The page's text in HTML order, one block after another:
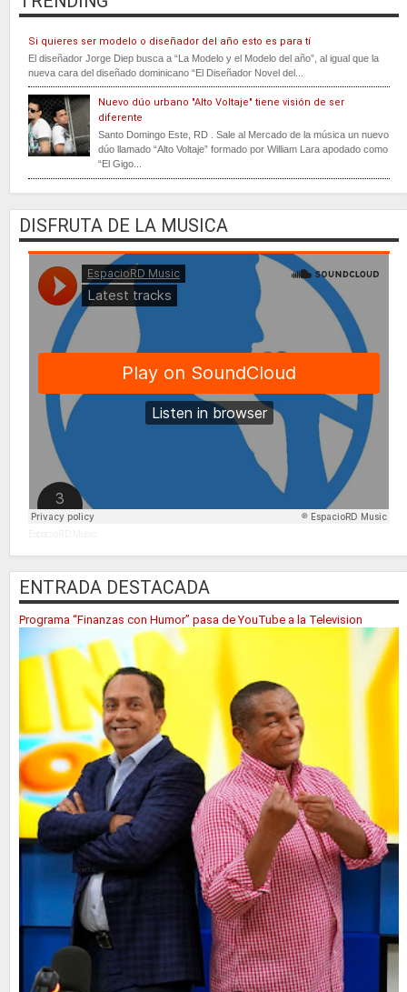
Si quieres ser modelo o diseñador del año esto es para tí
El diseñador Jorge Diep busca a “La Modelo y el Modelo del año”, al igual que la
nueva cara del diseñado dominicano “El Diseñador Novel del...
Nuevo dúo urbano "Alto Voltaje" tiene visión de ser
diferente
Santo Domingo Este, RD . Sale al Mercado de la música un nuevo
dúo llamado “Alto Voltaje” formado por William Lara apodado como
“El Gigo...
DISFRUTA DE LA MUSICA
ENTRADA DESTACADA
Programa “Finanzas con Humor” pasa de YouTube a la Television